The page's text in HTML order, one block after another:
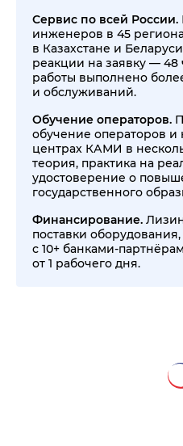
Сервис по всей России.
инженеров в 45
в Казахстане и
реакции на заявку — 48
работы выполнено
и обслуживаний.
Обучение операторов.
обучение операторов и
центрах КАМИ в
теория, практика на
удостоверение о
государственного
Финансирование.
поставки
с 10+ банками-
от 1 рабочего дня.